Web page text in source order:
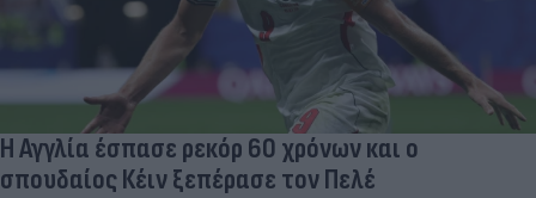
Η Αγγλία έσπασε ρεκόρ 60 χρόνων και ο
σπουδαίος Κέιν ξεπέρασε τον Πελέ